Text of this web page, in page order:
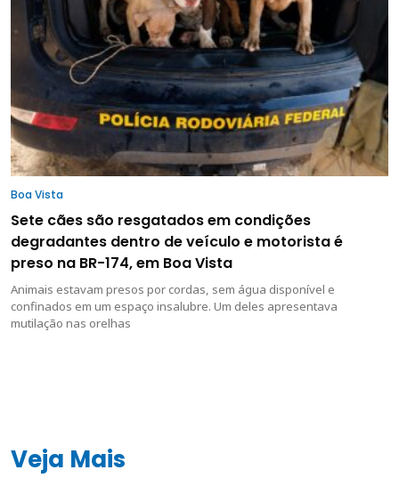
Boa Vista
Sete cães são resgatados em condições
degradantes dentro de veículo e motorista é
preso na BR-174, em Boa Vista
Animais estavam presos por cordas, sem água disponível e
confinados em um espaço insalubre. Um deles apresentava
mutilação nas orelhas
Veja Mais